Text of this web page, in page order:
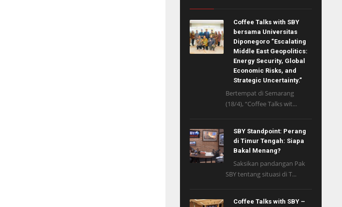
Coffee Talks with SBY
bersama Universitas
Diponegoro “Escalating
Middle East Geopolitics:
Energy Security, Global
Economic Risks, and
Strategic Uncertainty.”
Bertempat di Semarang
(18/4), “Coffee Talks wit...
SBY Standpoint: Perang
di Timur Tengah: Siapa
Bakal Menang?
Saksikan pandangan Pak
SBY tentang situasi di T...
Coffee Talks with SBY –